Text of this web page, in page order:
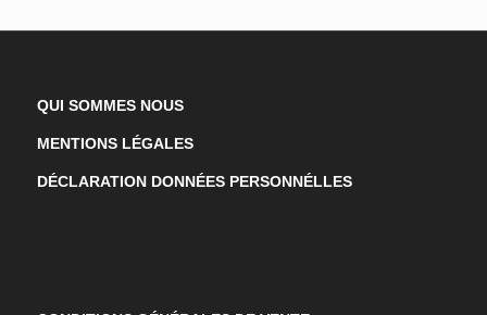
QUI SOMMES NOUS
MENTIONS LÉGALES
DÉCLARATION DONNÉES PERSONNÉLLES